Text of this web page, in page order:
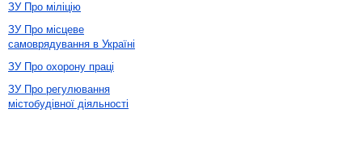
ЗУ Про міліцію
ЗУ Про місцеве
самоврядування в Україні
ЗУ Про охорону праці
ЗУ Про регулювання
містобудівної діяльності